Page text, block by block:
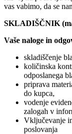
vas vabimo, da se
SKLADIŠČNIK
Vaše naloge in
skladiščenje
količinska
odposlanega
priprava
do kupca,
vodenje
zalogah v
Vključevanje
poslovanja